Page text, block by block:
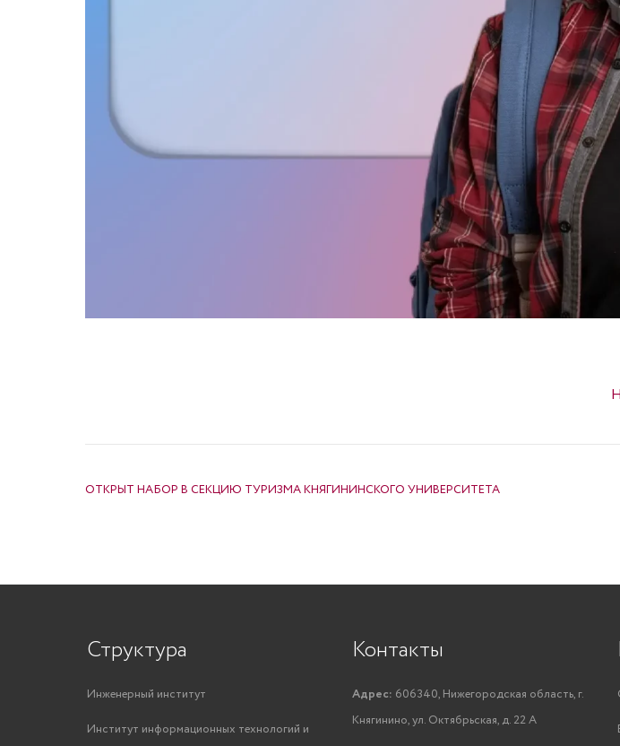
ОТКРЫТ НАБОР В СЕКЦИЮ ТУРИЗМА КНЯГИНИНСКОГО УНИВЕРСИТЕТА
Структура
Инженерный институт
Институт информационных технологий и
Контакты
Адрес: 606340, Нижегородская область, г.
Княгинино, ул. Октябрьская, д. 22 А